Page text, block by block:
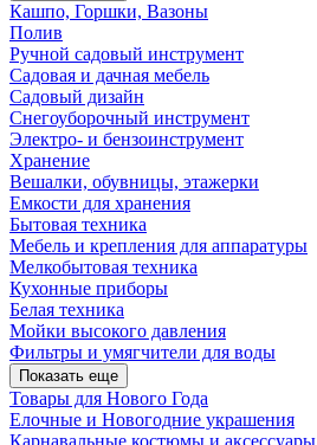
Кашпо, Горшки, Вазоны
Полив
Ручной садовый инструмент
Садовая и дачная мебель
Садовый дизайн
Снегоуборочный инструмент
Электро- и бензоинструмент
Хранение
Вешалки, обувницы, этажерки
Емкости для хранения
Бытовая техника
Мебель и крепления для аппаратуры
Мелкобытовая техника
Кухонные приборы
Белая техника
Мойки высокого давления
Фильтры и умягчители для воды
Показать еще
Товары для Нового Года
Елочные и Новогодние украшения
Карнавальные костюмы и аксессуары